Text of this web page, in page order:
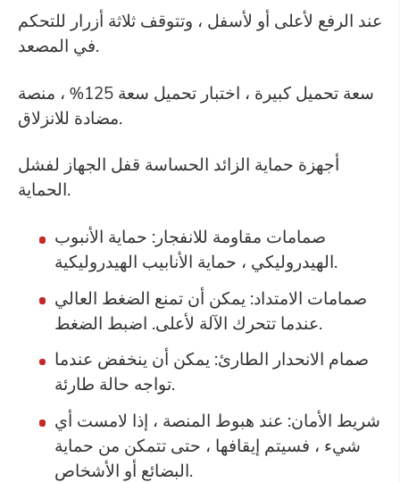
عند الرفع لأعلى أو لأسفل ، وتتوقف ثلاثة أزرار للتحكم
في المصعد.
سعة تحميل كبيرة ، اختبار تحميل سعة 125% ، منصة
مضادة للانزلاق.
أجهزة حماية الزائد الحساسة قفل الجهاز لفشل
الحماية.
صمامات مقاومة للانفجار: حماية الأنبوب
الهيدروليكي ، حماية الأنابيب الهيدروليكية.
صمامات الامتداد: يمكن أن تمنع الضغط العالي
عندما تتحرك الآلة لأعلى. اضبط الضغط.
صمام الانحدار الطارئ: يمكن أن ينخفض عندما
تواجه حالة طارئة.
شريط الأمان: عند هبوط المنصة ، إذا لامست أي
شيء ، فسيتم إيقافها ، حتى تتمكن من حماية
البضائع أو الأشخاص.